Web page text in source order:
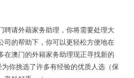
聘请外藉家务助理，你将需要处理大
司的帮助下，你可以更轻松方便地在
在澳门的外籍家务助理现正寻找新的
为你挑选了许多有经验的优质人选（保